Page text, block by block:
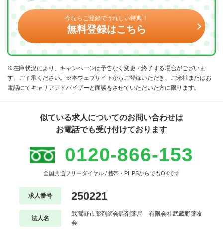
今ならご登録でうれしい特典！
無料登録はこちら
※在庫状況により、キャンペーンは予告なく変更・終了する場合がございま
す。ご了承ください。※本ウェブサイトからご登録いただき、ご来社またはお
電話にてキャリアアドバイザーと面談をさせていただいた方に限ります。
似ている求人についてのお問い合わせは
お電話でも受け付けております
0120-866-153
全国共通フリーダイヤル / 携帯・PHPSからでもOKです
求人番号 250221
法人名
武蔵野市薬剤師会調剤薬局 有限会社武蔵野薬友
会